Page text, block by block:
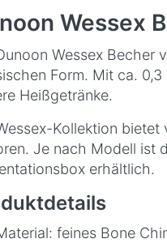
Wessex
Wessex Becher
Form. Mit ca.
Heißgetränke.
Kollektion
Je nach Modell ist
erhältlich.
feines Bone